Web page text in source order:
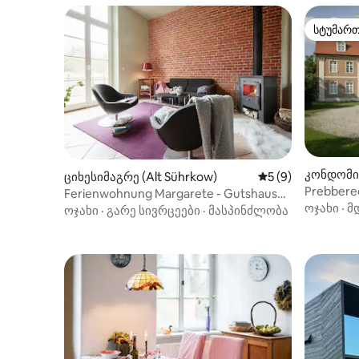
ციხესიმაგრე (Alt Sührkow) საშუალო
5 (9)
Ferienwohnung Margarete - Gutshaus
Pohnstorf
ოჯახი · გარე სივრცეები · მასპინძლობა ოჯახი ·